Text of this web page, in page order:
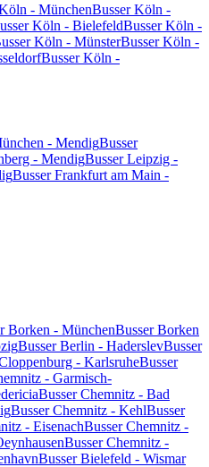
- MünchenBusser Köln -
Köln - BielefeldBusser Köln -
Köln - MünsterBusser Köln -
Busser Köln -
- MendigBusser
- MendigBusser Leipzig -
Busser Frankfurt am Main -
Borken - MünchenBusser Borken
Busser Berlin - HaderslevBusser
- KarlsruheBusser
- Garmisch-
Busser Chemnitz - Bad
Busser Chemnitz - KehlBusser
- EisenachBusser Chemnitz -
Busser Chemnitz -
Busser Bielefeld - Wismar